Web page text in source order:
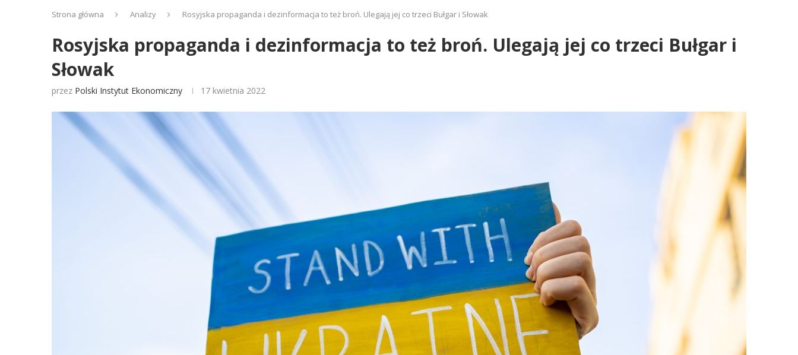
Strona główna Analizy Rosyjska propaganda i dezinformacja to też broń. Ulegają jej co trzeci Bułgar i Słowak
Rosyjska propaganda i dezinformacja to też broń. Ulegają jej co trzeci Bułgar i
Słowak
przez Polski Instytut Ekonomiczny 17 kwietnia 2022